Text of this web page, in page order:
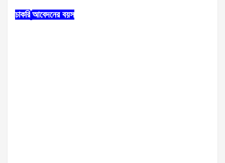
চাকরি আবেদনের বয়স